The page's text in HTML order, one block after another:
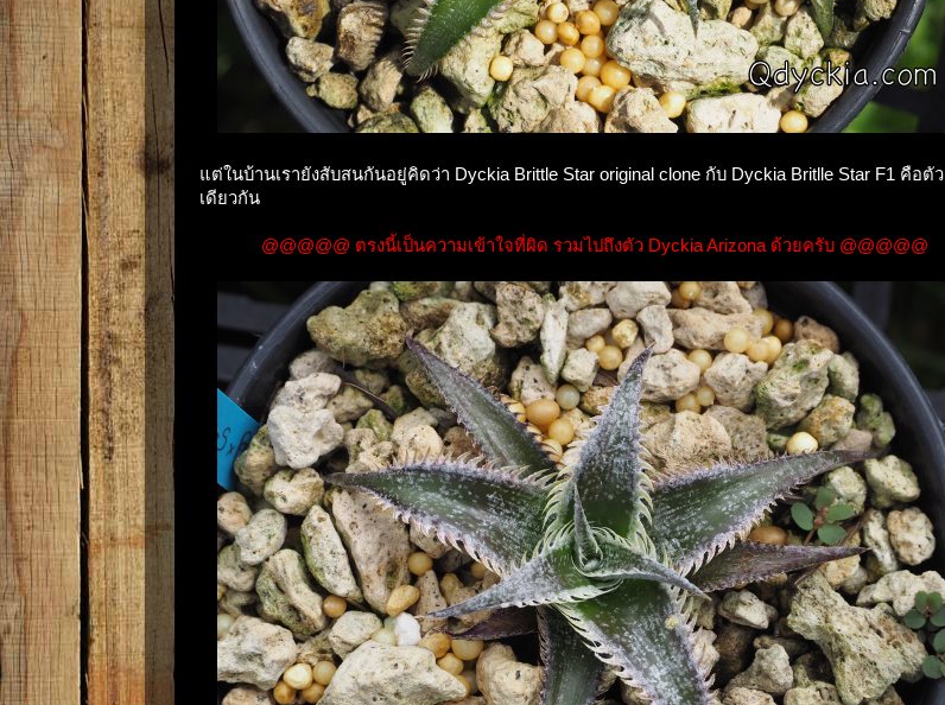
แต่ในบ้านเรายังสับสนกันอยู่คิดว่า Dyckia Brittle Star original clone กับ Dyckia Britlle Star F1 คือตัว
เดียวกัน
@@@@@ ตรงนี้เป็นความเข้าใจที่ผิด รวมไปถึงตัว Dyckia Arizona ด้วยครับ @@@@@